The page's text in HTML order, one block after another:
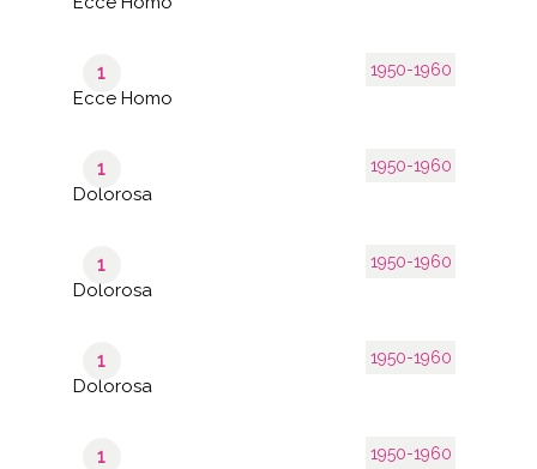
1950-1960
1
Ecce Homo
1950-1960
1
Dolorosa
1950-1960
1
Dolorosa
1950-1960
1
Dolorosa
1950-1960
1